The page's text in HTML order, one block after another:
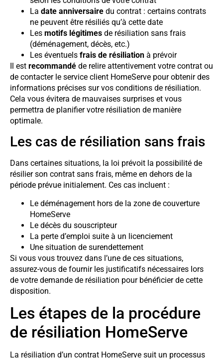
La date anniversaire du contrat : certains contrats
ne peuvent être résiliés qu’à cette date
Les motifs légitimes de résiliation sans frais
(déménagement, décès, etc.)
Les éventuels frais de résiliation à prévoir
Il est recommandé de relire attentivement votre contrat ou
de contacter le service client HomeServe pour obtenir des
informations précises sur vos conditions de résiliation.
Cela vous évitera de mauvaises surprises et vous
permettra de planifier votre résiliation de manière
optimale.
Les cas de résiliation sans frais
Dans certaines situations, la loi prévoit la possibilité de
résilier son contrat sans frais, même en dehors de la
période prévue initialement. Ces cas incluent :
Le déménagement hors de la zone de couverture
HomeServe
Le décès du souscripteur
La perte d’emploi suite à un licenciement
Une situation de surendettement
Si vous vous trouvez dans l’une de ces situations,
assurez-vous de fournir les justificatifs nécessaires lors
de votre demande de résiliation pour bénéficier de cette
disposition.
Les étapes de la procédure
de résiliation HomeServe
La résiliation d’un contrat HomeServe suit un processus